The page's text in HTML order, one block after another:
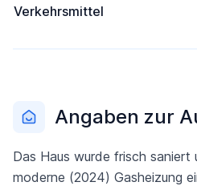
Verkehrsmittel
Angaben zur
Das Haus wurde frisch
moderne (2024) Gasheizung